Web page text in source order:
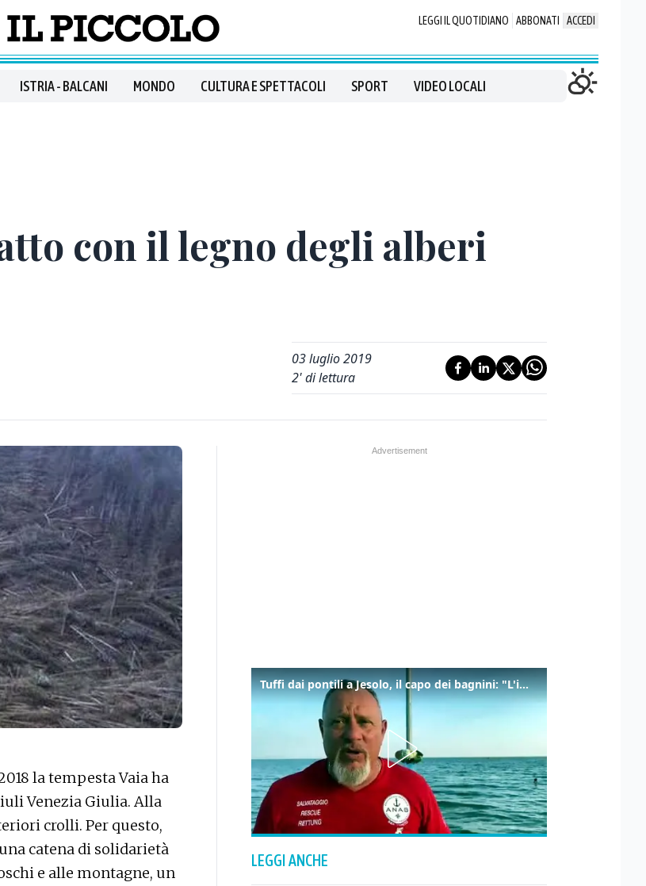
LEGGI IL QUOTIDIANO ABBONATI ACCEDI
ISTRIA - BALCANI MONDO CULTURA E SPETTACOLI SPORT VIDEO LOCALI
con il legno degli alberi
03 luglio 2019
2' di lettura
la tempesta Vaia ha
Venezia Giulia. Alla
crolli. Per questo,
catena di solidarietà
e alle montagne, un
Tuffi dai pontili a Jesolo, il capo dei bagnini: "L'impegno di tutti per evitare altre tragedie"
LEGGI ANCHE